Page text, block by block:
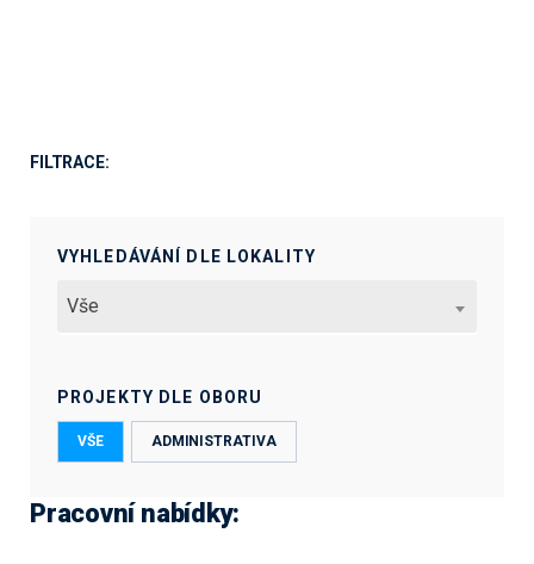
FILTRACE:
VYHLEDÁVÁNÍ DLE LOKALITY
Vše
PROJEKTY DLE OBORU
VŠE ADMINISTRATIVA
Pracovní nabídky: